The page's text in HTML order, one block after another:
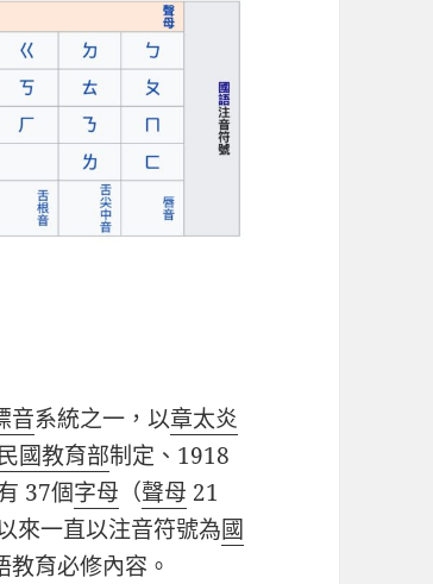
音系統之一，以章太炎
國教育部制定、1918
37個字母 （聲母 21
來一直以注音符號為國
教育必修內容。